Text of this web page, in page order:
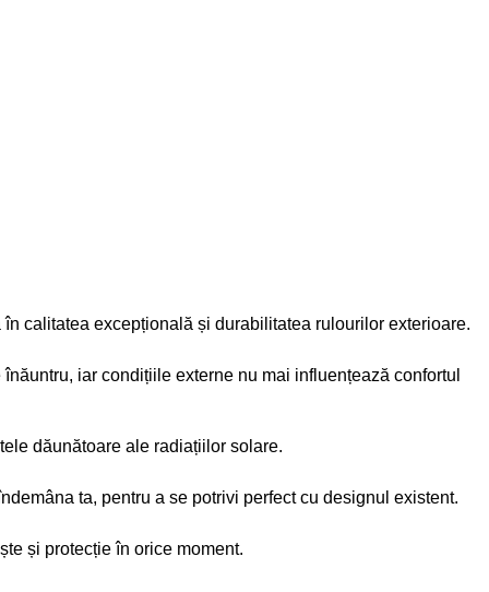
calitatea excepțională și durabilitatea rulourilor exterioare.
iar condițiile externe nu mai influențează confortul
dăunătoare ale radiațiilor solare.
ta, pentru a se potrivi perfect cu designul existent.
și protecție în orice moment.